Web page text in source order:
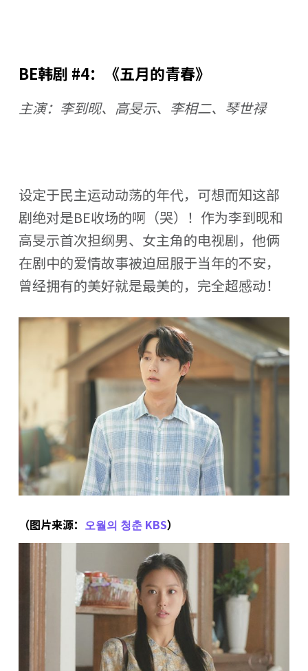
BE韩剧 #4：《五月的青春》
主演：李到𬀪、高旻示、李相二、琴世禄
设定于民主运动动荡的年代，可想而知这部
剧绝对是BE收场的啊（哭）！作为李到𬀪和
高旻示首次担纲男、女主角的电视剧，他俩
在剧中的爱情故事被迫屈服于当年的不安，
曾经拥有的美好就是最美的，完全超感动！
（图片来源： 오월의 청춘 KBS）